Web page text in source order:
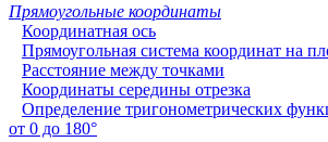
Прямоугольные координаты
Координатная ось
Прямоугольная система координат на
Расстояние между точками
Координаты середины отрезка
Определение тригонометрических
от 0 до 180°